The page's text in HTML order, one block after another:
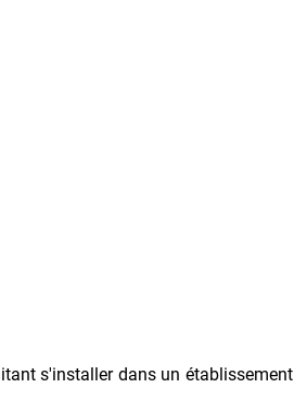
s'installer dans un établissement